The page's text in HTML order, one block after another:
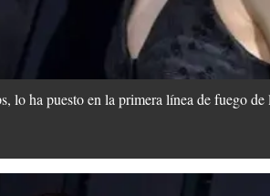
lo ha puesto en la primera línea de fuego